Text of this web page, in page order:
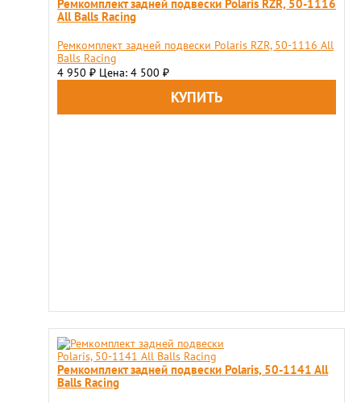
Ремкомплект задней подвески Polaris RZR, 50-1116
All Balls Racing
Ремкомплект задней подвески Polaris RZR, 50-1116 All
Balls Racing
4 950 ₽ Цена: 4 500 ₽
Ремкомплект задней подвески Polaris, 50-1141 All
Balls Racing